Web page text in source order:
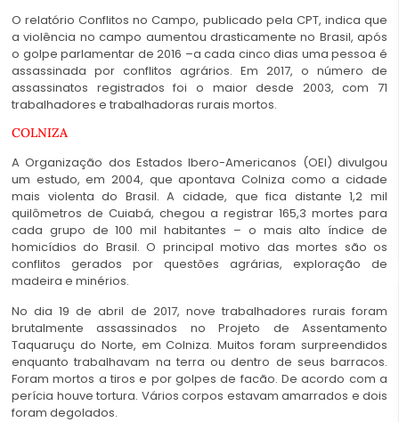
O relatório Conflitos no Campo, publicado pela CPT, indica que
a violência no campo aumentou drasticamente no Brasil, após
o golpe parlamentar de 2016 –a cada cinco dias uma pessoa é
assassinada por conflitos agrários. Em 2017, o número de
assassinatos registrados foi o maior desde 2003, com 71
trabalhadores e trabalhadoras rurais mortos.
COLNIZA
A Organização dos Estados Ibero-Americanos (OEI) divulgou
um estudo, em 2004, que apontava Colniza como a cidade
mais violenta do Brasil. A cidade, que fica distante 1,2 mil
quilômetros de Cuiabá, chegou a registrar 165,3 mortes para
cada grupo de 100 mil habitantes – o mais alto índice de
homicídios do Brasil. O principal motivo das mortes são os
conflitos gerados por questões agrárias, exploração de
madeira e minérios.
No dia 19 de abril de 2017, nove trabalhadores rurais foram
brutalmente assassinados no Projeto de Assentamento
Taquaruçu do Norte, em Colniza. Muitos foram surpreendidos
enquanto trabalhavam na terra ou dentro de seus barracos.
Foram mortos a tiros e por golpes de facão. De acordo com a
perícia houve tortura. Vários corpos estavam amarrados e dois
foram degolados.